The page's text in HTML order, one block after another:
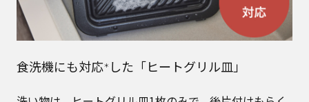
食洗機にも対応＊ した「ヒートグリル皿」